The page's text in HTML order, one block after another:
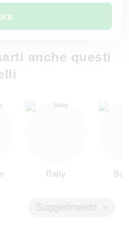
anche questi
Baby
Suggerimento